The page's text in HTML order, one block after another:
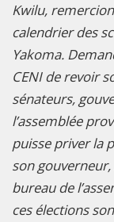
Kwilu,
calendrier des
Yakoma.
CENI de revoir
sénateurs,
l’assemblée
puisse priver la
son
bureau de
ces élections